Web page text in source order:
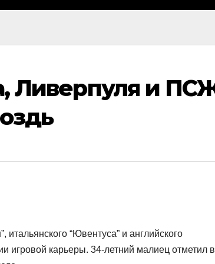
Ливерпуля и
“Ювентуса” и английского
игровой карьеры. 34-летний малиец отметил в